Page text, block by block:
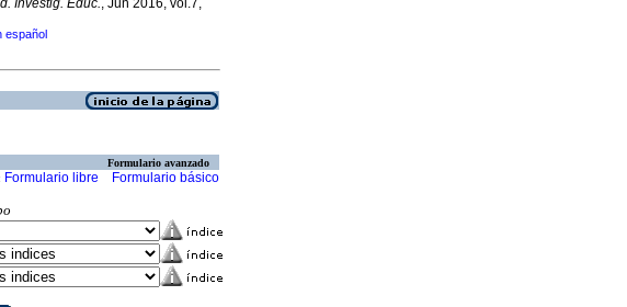
Investig. Educ., Jun 2016, vol.7,
español
Formulario avanzado
Formulario libre Formulario básico